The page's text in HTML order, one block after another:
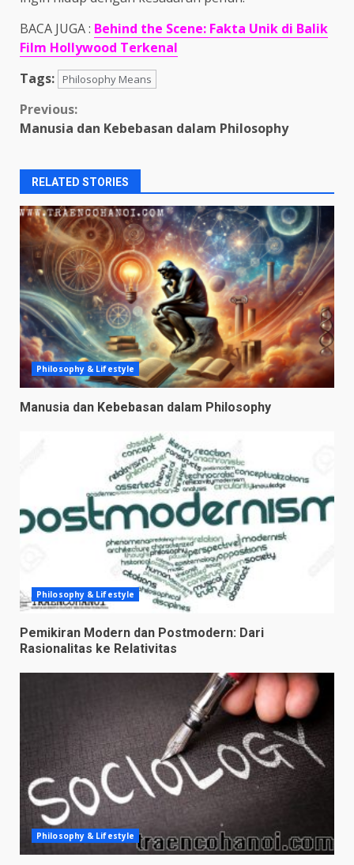
BACA JUGA : Behind the Scene: Fakta Unik di Balik
Film Hollywood Terkenal
Tags:
Philosophy Means
Continue
Previous:
Manusia dan Kebebasan dalam Philosophy
RELATED STORIES
Philosophy & Lifestyle
Manusia dan Kebebasan dalam Philosophy
Philosophy & Lifestyle
Pemikiran Modern dan Postmodern: Dari
Rasionalitas ke Relativitas
Philosophy & Lifestyle